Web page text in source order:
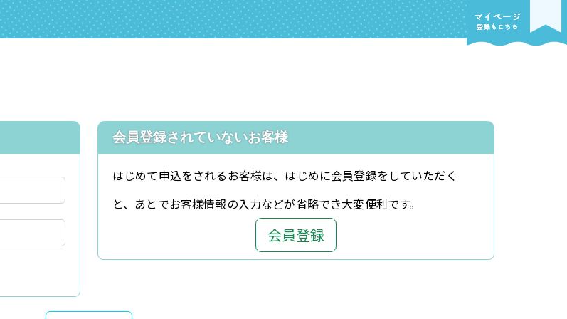
会員登録されていないお客様
はじめて申込をされるお客様は、はじめに会員登録をしていただく
と、あとでお客様情報の入力などが省略でき大変便利です。
会員登録